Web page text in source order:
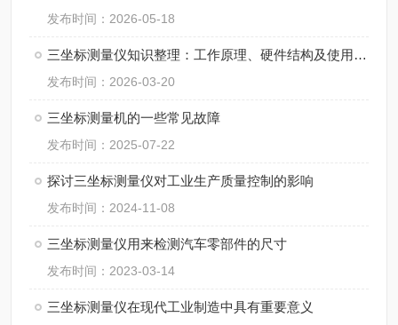
发布时间：2026-05-18
三坐标测量仪知识整理：工作原理、硬件结构及使用规范
发布时间：2026-03-20
三坐标测量机的一些常见故障
发布时间：2025-07-22
探讨三坐标测量仪对工业生产质量控制的影响
发布时间：2024-11-08
三坐标测量仪用来检测汽车零部件的尺寸
发布时间：2023-03-14
三坐标测量仪在现代工业制造中具有重要意义